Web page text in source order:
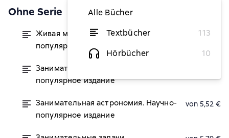
Alle Bücher
Textbücher
113
Hörbücher
10
Ohne Serie
Живая математика. Научно-
популярное издание
von 7,95 €
Занимательная механика. Научно-
популярное издание
Занимательная астрономия. Научно-
популярное издание
von 5,52 €